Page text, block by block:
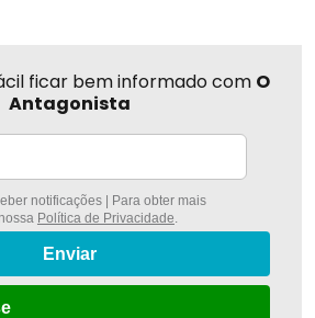
ficar bem informado com O
Antagonista
notificações | Para obter mais
Política de Privacidade.
Enviar